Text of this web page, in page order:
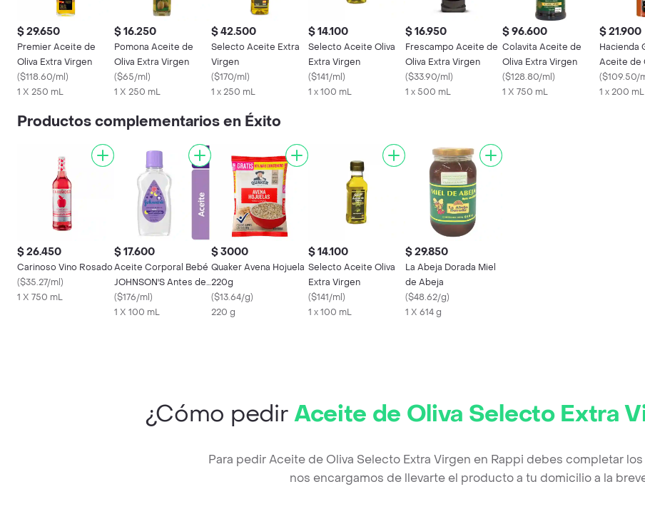
$ 29.650
Premier Aceite de
Oliva Extra Virgen
($118.60/ml)
1 X 250 mL
$ 16.250
Pomona Aceite de
Oliva Extra Virgen
($65/ml)
1 X 250 mL
$ 42.500
Selecto Aceite Extra
Virgen
($170/ml)
1 x 250 mL
$ 14.100
Selecto Aceite Oliva
Extra Virgen
($141/ml)
1 x 100 mL
$ 16.950
Frescampo Aceite de
Oliva Extra Virgen
($33.90/ml)
1 x 500 mL
$ 96.600
Colavita Aceite de
Oliva Extra Virgen
($128.80/ml)
1 X 750 mL
$ 21.900
Hacienda
Aceite de
Oliva Extra
($109.50/
1 x 200 mL
Productos complementarios en Éxito
$ 26.450
Carinoso Vino Rosado
($35.27/ml)
1 X 750 mL
$ 17.600
Aceite Corporal Bebé
JOHNSON'S Antes de
Dormir 100 ML
($176/ml)
1 X 100 mL
$ 3000
Quaker Avena Hojuela
220g
($13.64/g)
220 g
$ 14.100
Selecto Aceite Oliva
Extra Virgen
($141/ml)
1 x 100 mL
$ 29.850
La Abeja Dorada Miel
de Abeja
($48.62/g)
1 X 614 g
¿Cómo pedirAceite de Oliva Selecto Extra
Para pedir Aceite de Oliva Selecto Extra Virgen en Rappi debes completar
nos encargamos de llevarte el producto a tu domicilio a la